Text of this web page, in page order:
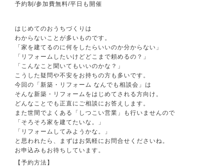
予約制/参加費無料/平日も開催
はじめてのおうちづくりは
わからないことが多いものです。
「家を建てるのに何をしたらいいのか分からない」
「リフォームしたいけどどこまで頼めるの？」
「こんなこと聞いてもいいのかな？」
こうした疑問や不安をお持ちの方も多いです。
今回の「新築・リフォーム なんでも相談会」は
そんな新築・リフォームをはじめてされる方向け。
どんなことでも正直にご相談にお答えします。
また世間でよくある「しつこい営業」も行いませんので
「そろそろ家を建てたいな。」
「リフォームしてみようかな。」
と思われたら、まずはお気軽にお問合せくださいね。
お申込みもお待ちしています。
【予約方法】